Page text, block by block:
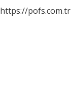
https://pofs.com.tr